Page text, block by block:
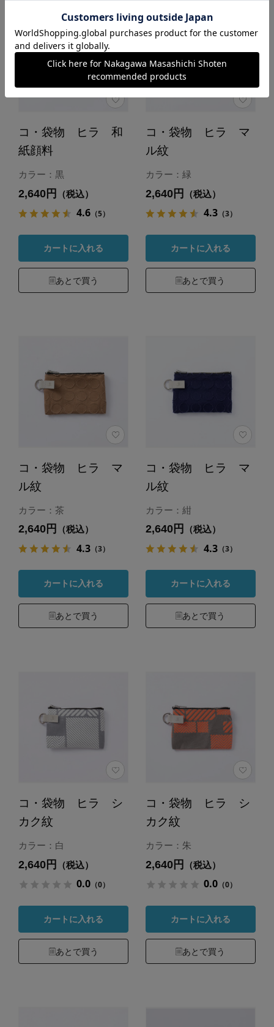
コ・袋物 ヒラ 和
紙顔料
カラー：黒
2,640円 （税込）
4.6（5）
カートに入れる
あとで買う
コ・袋物 ヒラ マ
ル紋
カラー：緑
2,640円 （税込）
4.3（3）
カートに入れる
あとで買う
コ・袋物 ヒラ マ
ル紋
カラー：茶
2,640円 （税込）
4.3（3）
カートに入れる
あとで買う
コ・袋物 ヒラ マ
ル紋
カラー：紺
2,640円 （税込）
4.3（3）
カートに入れる
あとで買う
コ・袋物 ヒラ シ
カク紋
カラー：白
2,640円 （税込）
0.0（0）
カートに入れる
あとで買う
コ・袋物 ヒラ シ
カク紋
カラー：朱
2,640円 （税込）
0.0（0）
カートに入れる
あとで買う